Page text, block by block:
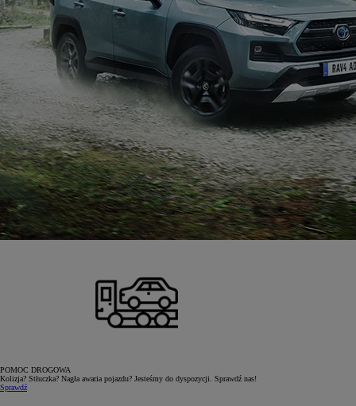
POMOC DROGOWA
Kolizja? Stłuczka? Nagła awaria pojazdu? Jesteśmy do dyspozycji. Sprawdź nas!
Sprawdź